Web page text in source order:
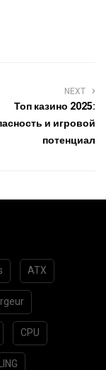
NEXT
Топ казино 2025:
и игровой
потенциал
ATX
CPU